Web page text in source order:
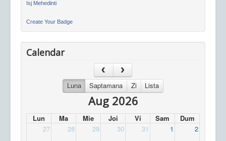
Isj Mehedinti
Create Your Badge
Calendar
Luna Saptamana Zi Lista
Aug 2026
Lun Ma Mie Joi Vi Sam
Dum
27
28 29 30 31 1 2